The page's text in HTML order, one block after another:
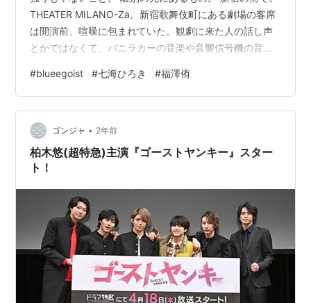
THEATER MILANO-Za。新宿歌舞伎町にある劇場の客席
は開演前、喧噪に包まれていた。観劇に来た人の話し声
とかではなくて、バニラカーの音楽や音響信号機の音、
意図がある演出なのだとは思ったけれど、初日は何が始
まるのかわからなくて、少し不安な気持ちになったこと
を覚えている。 1幕冒頭、6者6様に魅力的なパフォーマ
ンスによる表題曲「blue egoist」。 既視感を覚えた。何
かがオーバーラップする。 「blue egoistでーす…
#blueegoist #七海ひろき #福澤侑
ゴンジャ • 2年前
柏木悠(超特急)主演『ゴーストヤンキー』スター
ト！